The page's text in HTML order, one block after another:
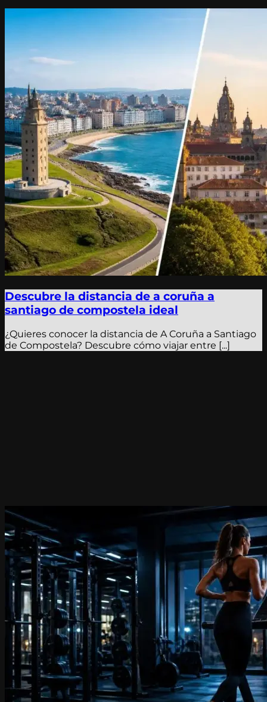
Descubre la distancia de a coruña a
santiago de compostela ideal
¿Quieres conocer la distancia de A Coruña a Santiago
de Compostela? Descubre cómo viajar entre [...]